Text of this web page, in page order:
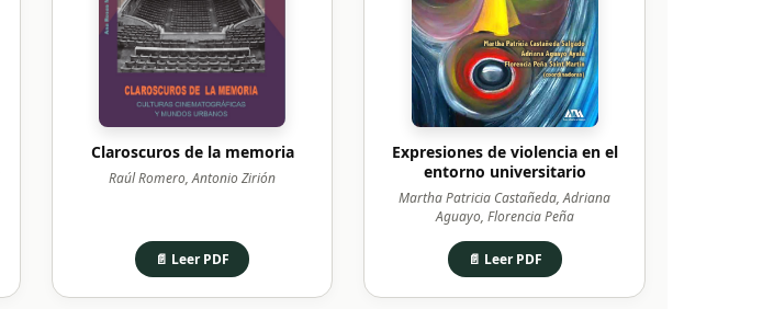
Claroscuros de la memoria
Raúl Romero, Antonio Zirión
📄 Leer PDF
Expresiones de violencia en el
entorno universitario
Martha Patricia Castañeda, Adriana
Aguayo, Florencia Peña
📄 Leer PDF